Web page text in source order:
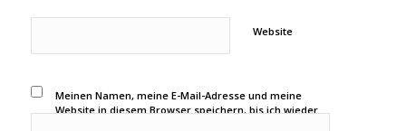
Website
Meinen Namen, meine E-Mail-Adresse und meine
Website in diesem Browser speichern, bis ich wieder